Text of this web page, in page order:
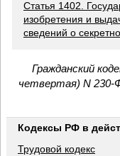
Статья 1402.
изобретения и
сведений о
Гражданский
четвертая) N 230-
Кодексы РФ в
Трудовой кодекс